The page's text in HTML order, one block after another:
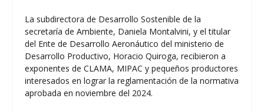
La subdirectora de Desarrollo Sostenible de la
secretaría de Ambiente, Daniela Montalvini, y el titular
del Ente de Desarrollo Aeronáutico del ministerio de
Desarrollo Productivo, Horacio Quiroga, recibieron a
exponentes de CLAMA, MIPAC y pequeños productores
interesados en lograr la reglamentación de la normativa
aprobada en noviembre del 2024.